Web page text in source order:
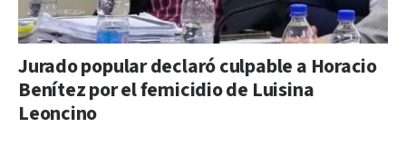
Jurado popular declaró culpable a Horacio
Benítez por el femicidio de Luisina
Leoncino